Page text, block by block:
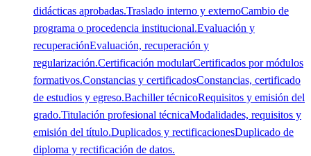
didácticas aprobadas.Traslado interno y externoCambio de
programa o procedencia institucional.Evaluación y
recuperaciónEvaluación, recuperación y
regularización.Certificación modularCertificados por módulos
formativos.Constancias y certificadosConstancias, certificado
de estudios y egreso.Bachiller técnicoRequisitos y emisión del
grado.Titulación profesional técnicaModalidades, requisitos y
emisión del título.Duplicados y rectificacionesDuplicado de
diploma y rectificación de datos.